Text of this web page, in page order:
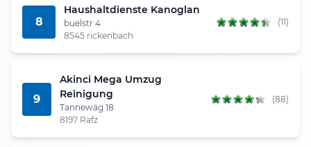
8
Haushaltdienste Kanoglan
buelstr 4
8545 rickenbach
(11)
9
Akinci Mega Umzug
Reinigung
Tannewäg 18
8197 Rafz
(88)